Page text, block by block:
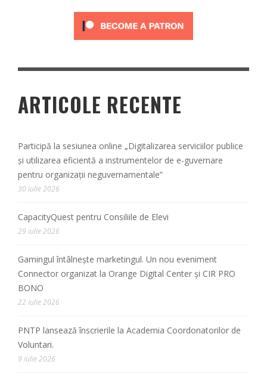
ARTICOLE RECENTE
Participă la sesiunea online „Digitalizarea serviciilor publice
și utilizarea eficientă a instrumentelor de e-guvernare
pentru organizații neguvernamentale”
30 iulie 2026
CapacityQuest pentru Consiliile de Elevi
29 iulie 2026
Gamingul întâlnește marketingul. Un nou eveniment
Connector organizat la Orange Digital Center și CIR PRO
BONO
22 iulie 2026
PNTP lansează înscrierile la Academia Coordonatorilor de
Voluntari.
9 iulie 2026